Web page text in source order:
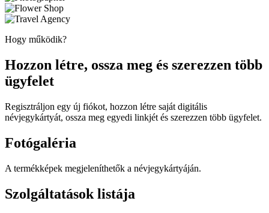
Hogy működik?
Hozzon létre, ossza meg és szerezzen több
ügyfelet
Regisztráljon egy új fiókot, hozzon létre saját digitális
névjegykártyát, ossza meg egyedi linkjét és szerezzen több ügyfelet.
Fotógaléria
A termékképek megjeleníthetők a névjegykártyáján.
Szolgáltatások listája